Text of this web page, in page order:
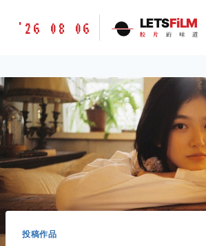
胶
味
道
LETSFILM
'26 08 06 LETSFiLM
胶 片 的 味 道
投稿作品